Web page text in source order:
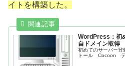
イトを構築した。
WordPress：初
自ドメイン取得
初めてのサーバー
トール Cocoon